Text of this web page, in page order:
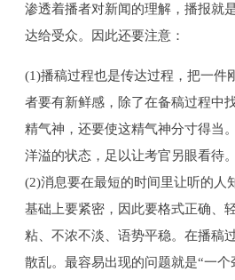
渗透着播者对新闻的理解，播报就
达给受众。因此还要注意：
(1)播稿过程也是传达过程，把一件
者要有新鲜感，除了在备稿过程中
精气神，还要使这精气神分寸得当
洋溢的状态，足以让考官另眼看待。
(2)消息要在最短的时间里让听的人
基础上要紧密，因此要格式正确、
粘、不浓不淡、语势平稳。在播稿
散乱。最容易出现的问题就是“一个